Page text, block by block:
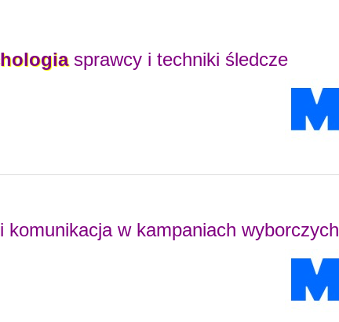
sprawcy i techniki śledcze
w kampaniach wyborczych